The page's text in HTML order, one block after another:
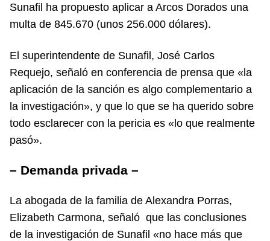
Sunafil ha propuesto aplicar a Arcos Dorados una
multa de 845.670 (unos 256.000 dólares).
El superintendente de Sunafil, José Carlos
Requejo, señaló en conferencia de prensa que «la
aplicación de la sanción es algo complementario a
la investigación», y que lo que se ha querido sobre
todo esclarecer con la pericia es «lo que realmente
pasó».
– Demanda privada –
La abogada de la familia de Alexandra Porras,
Elizabeth Carmona, señaló que las conclusiones
de la investigación de Sunafil «no hace más que